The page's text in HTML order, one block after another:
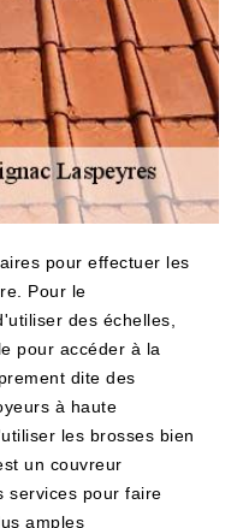
pour effectuer les
Pour le
des échelles,
pour accéder à la
dite des
à haute
les brosses bien
un couvreur
services pour faire
amples